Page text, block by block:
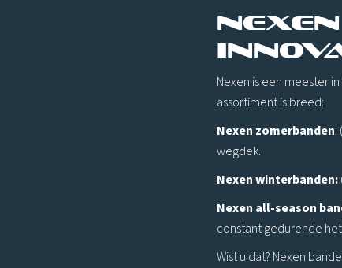
Nexen is een meester
assortiment is breed:
Nexen zomerbanden:
wegdek.
Nexen winterbanden:
Nexen all-season
constant gedurende
Wist u dat? Nexen